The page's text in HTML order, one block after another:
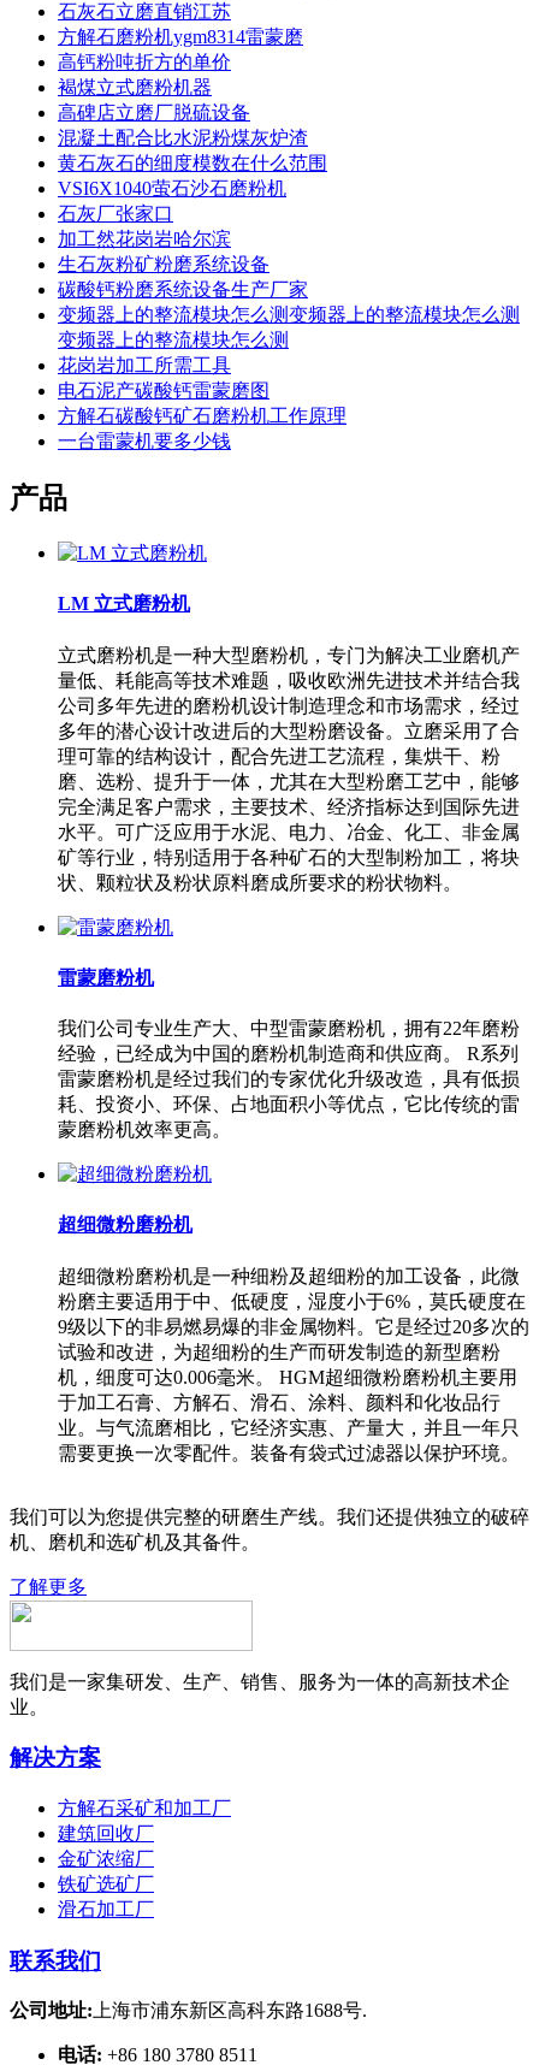
石灰石立磨直销江苏
方解石磨粉机ygm8314雷蒙磨
高钙粉吨折方的单价
褐煤立式磨粉机器
高碑店立磨厂脱硫设备
混凝土配合比水泥粉煤灰炉渣
黄石灰石的细度模数在什么范围
VSI6X1040萤石沙石磨粉机
石灰厂张家口
加工然花岗岩哈尔滨
生石灰粉矿粉磨系统设备
碳酸钙粉磨系统设备生产厂家
变频器上的整流模块怎么测变频器上的整流模块怎么测
变频器上的整流模块怎么测
花岗岩加工所需工具
电石泥产碳酸钙雷蒙磨图
方解石碳酸钙矿石磨粉机工作原理
一台雷蒙机要多少钱
产品
LM 立式磨粉机
立式磨粉机是一种大型磨粉机，专门为解决工业磨机产
量低、耗能高等技术难题，吸收欧洲先进技术并结合我
公司多年先进的磨粉机设计制造理念和市场需求，经过
多年的潜心设计改进后的大型粉磨设备。立磨采用了合
理可靠的结构设计，配合先进工艺流程，集烘干、粉
磨、选粉、提升于一体，尤其在大型粉磨工艺中，能够
完全满足客户需求，主要技术、经济指标达到国际先进
水平。可广泛应用于水泥、电力、冶金、化工、非金属
矿等行业，特别适用于各种矿石的大型制粉加工，将块
状、颗粒状及粉状原料磨成所要求的粉状物料。
雷蒙磨粉机
我们公司专业生产大、中型雷蒙磨粉机，拥有22年磨粉
经验，已经成为中国的磨粉机制造商和供应商。 R系列
雷蒙磨粉机是经过我们的专家优化升级改造，具有低损
耗、投资小、环保、占地面积小等优点，它比传统的雷
蒙磨粉机效率更高。
超细微粉磨粉机
超细微粉磨粉机是一种细粉及超细粉的加工设备，此微
粉磨主要适用于中、低硬度，湿度小于6%，莫氏硬度在
9级以下的非易燃易爆的非金属物料。它是经过20多次的
试验和改进，为超细粉的生产而研发制造的新型磨粉
机，细度可达0.006毫米。 HGM超细微粉磨粉机主要用
于加工石膏、方解石、滑石、涂料、颜料和化妆品行
业。与气流磨相比，它经济实惠、产量大，并且一年只
需要更换一次零配件。装备有袋式过滤器以保护环境。
我们可以为您提供完整的研磨生产线。我们还提供独立的破碎
机、磨机和选矿机及其备件。
了解更多
我们是一家集研发、生产、销售、服务为一体的高新技术企
业。
解决方案
方解石采矿和加工厂
建筑回收厂
金矿浓缩厂
铁矿选矿厂
滑石加工厂
联系我们
公司地址:上海市浦东新区高科东路1688号.
电话: +86 180 3780 8511